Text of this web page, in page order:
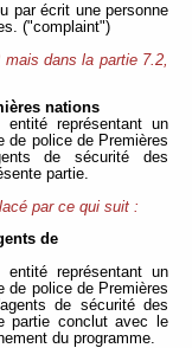
par écrit une personne
("complaint")
dans la partie 7.2,
nations
entité représentant un
de police de Premières
de sécurité des
partie.
par ce qui suit :
de
entité représentant un
de police de Premières
de sécurité des
partie conclut avec le
du programme.